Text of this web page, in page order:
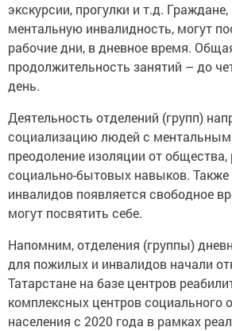
экскурсии, прогулки и т.д.
ментальную инвалидность, могут
рабочие дни, в дневное время.
продолжительность занятий – до
день.
Деятельность отделений (групп)
социализацию людей с
преодоление изоляции от общества,
социально-бытовых навыков. Также
инвалидов появляется свободное
могут посвятить себе.
Напомним, отделения (группы)
для пожилых и инвалидов начали
Татарстане на базе центров
комплексных центров социального
населения с 2020 года в рамках